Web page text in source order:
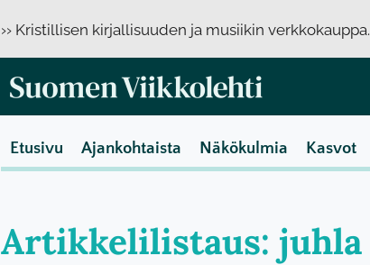
›› Kristillisen kirjallisuuden ja musiikin verkkokauppa.
Etusivu Ajankohtaista Näkökulmia Kasvot
Artikkelilistaus: juhla